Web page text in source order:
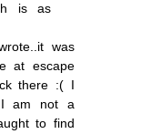
is as
was
at escape
there :( I
am not a
to find